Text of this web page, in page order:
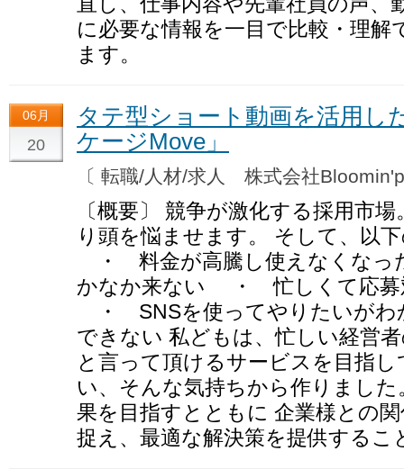
に必要な情報を一目で比較・理
ます。
06月
20
タテ型ショート動画を活用し
ケージMove」
〔 転職/人材/求人 株式会社
〔概要〕 競争が激化する採用市
り頭を悩ませます。 そして、以
・ 料金が高騰し使えなくな
かなか来ない ・ 忙しくて応募
・ SNSを使ってやりたいが
できない 私どもは、忙しい経営
と言って頂けるサービスを目指
い、そんな気持ちから作りまし
果を目指すとともに 企業様との
捉え、最適な解決策を提供する